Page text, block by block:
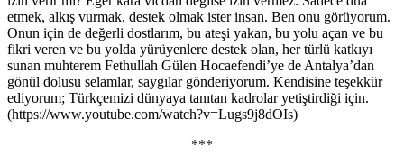
etmek, alkış vurmak, destek olmak ister insan. Ben onu görüyorum.
Onun için de değerli dostlarım, bu ateşi yakan, bu yolu açan ve bu
fikri veren ve bu yolda yürüyenlere destek olan, her türlü katkıyı
sunan muhterem Fethullah Gülen Hocaefendi’ye de Antalya’dan
gönül dolusu selamlar, saygılar gönderiyorum. Kendisine teşekkür
ediyorum; Türkçemizi dünyaya tanıtan kadrolar yetiştirdiği için.
(https://www.youtube.com/watch?v=Lugs9j8dOIs)
***